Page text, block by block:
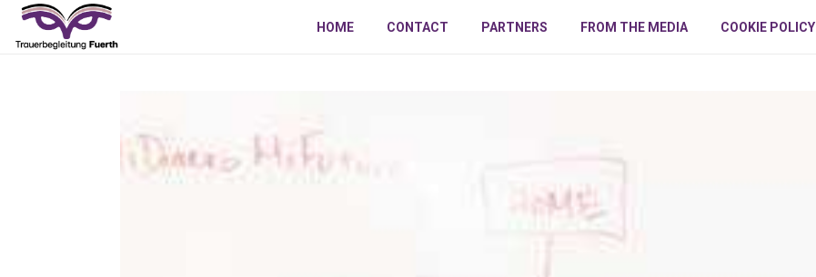
HOME CONTACT PARTNERS FROM THE MEDIA COOKIE POLICY